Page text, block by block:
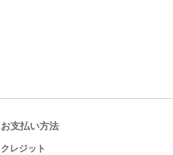
お支払い方法
クレジット